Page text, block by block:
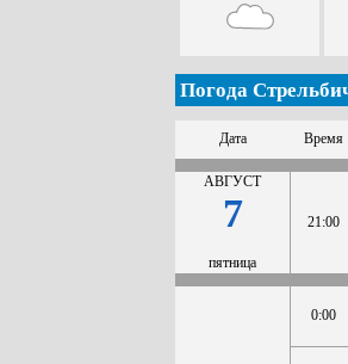
Погода
Дата Время
АВГУСТ
7
пятница
21:00
0:00